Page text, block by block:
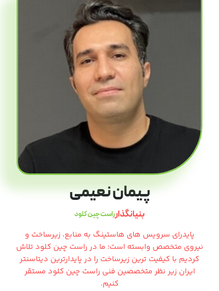
پیمان نعیمی
بنیانگذارراست چین کلود
پایدرای سرویس های هاستینگ به منابع، زیرساخت و
نیروی متخصص وابسته است؛ ما در راست چین کلود تلاش
کردیم با کیفیت ترین زیرساخت را در پایدارترین دیتاسنتر
ایران زیر نظر متخصصین فنی راست چین کلود مستقر
کنیم.